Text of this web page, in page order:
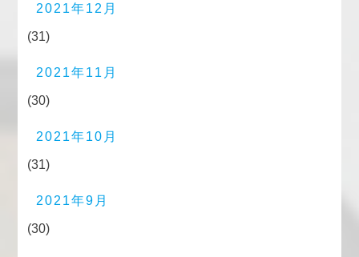
2021年12月
(31)
2021年11月
(30)
2021年10月
(31)
2021年9月
(30)